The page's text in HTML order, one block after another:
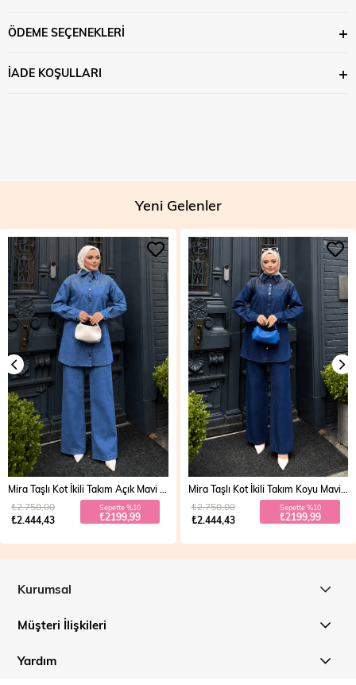
ÖDEME SEÇENEKLERI
İADE KOŞULLARI
Yeni Gelenler
₺2.444,43
₺2.750,00 Sepette %10
₺2199,99 ₺2.499,99
₺2.700,00 Sepette %20
₺1999,99
Kurumsal
Müşteri İlişkileri
Yardım